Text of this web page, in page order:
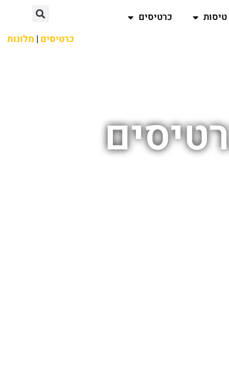
טיסות
כרטיסים
כרטיסים | מלונות